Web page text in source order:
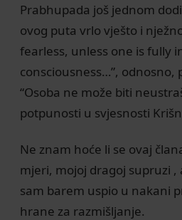
Prabhupada još jednom
ovog puta vrlo vješto i
fearless, unless one is fully
consciousness…”, odnosno,
“Osoba ne može biti
potpunosti u svjesnosti
Ne znam hoće li se ovaj
mjeri, mojoj dragoj supruzi ,
sam barem uspio u nakani
hrane za razmišljanje.